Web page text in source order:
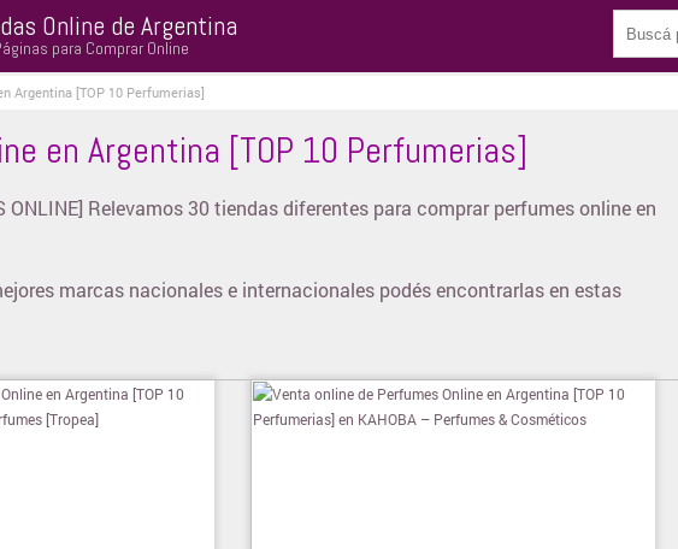
Online de Argentina
para Comprar Online
Argentina [TOP 10 Perfumerias]
en Argentina [TOP 10 Perfumerias]
ONLINE] Relevamos 30 tiendas diferentes para comprar perfumes online en
marcas nacionales e internacionales podés encontrarlas en estas